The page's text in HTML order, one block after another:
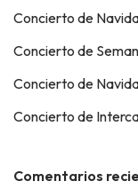
Concierto de
Concierto de
Concierto de
Concierto de
Comentarios